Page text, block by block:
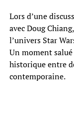
Lors d’une
avec Doug
l’univers Star
Un moment
historique entre
contemporaine.